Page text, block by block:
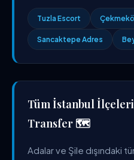
Tuzla Escort
Sancaktepe Adres
Tüm İstanbul
Transfer 🗺️
Adalar ve Şile dışındaki